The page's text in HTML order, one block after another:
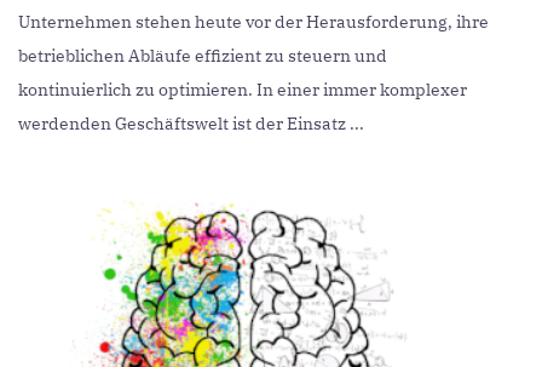
Unternehmen stehen heute vor der Herausforderung, ihre
betrieblichen Abläufe effizient zu steuern und
kontinuierlich zu optimieren. In einer immer komplexer
werdenden Geschäftswelt ist der Einsatz ...